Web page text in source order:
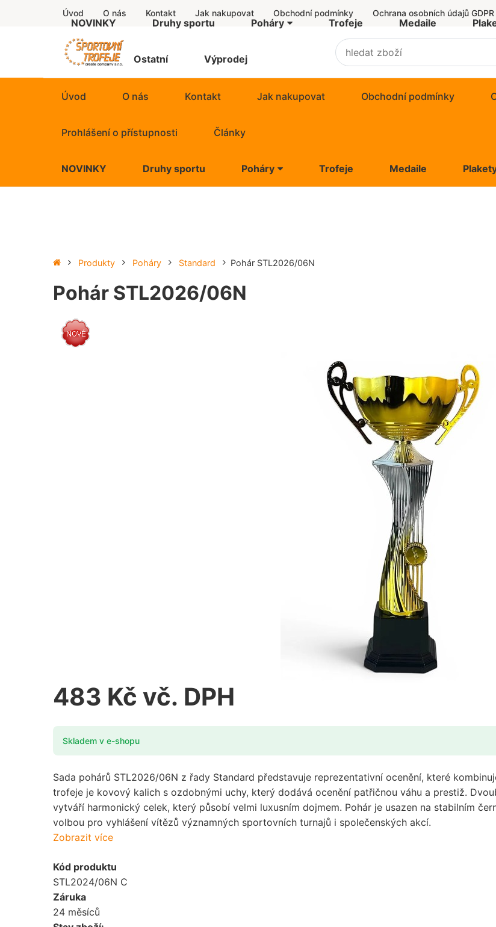
Úvod O nás Kontakt Jak nakupovat Obchodní podmínky Ochrana osobních údajů GDPR
NOVINKY Druhy sportu Poháry
Super Economy
Exkluzivní trofeje
Trofeje Medaile
Štítky Ostatní Výprodej
Úvod O nás Kontakt Jak nakupovat Obchodní podmínky
Prohlášení o přístupnosti Články
NOVINKY Druhy sportu Poháry
Standard
Luxus
Trofeje Medaile
Produkty Poháry Standard Pohár STL2026/06N
Pohár STL2026/06N
483 Kč vč. DPH
Skladem v e-shopu
Sada pohárů STL2026/06N z řady Standard představuje reprezentativní ocenění, které
trofeje je kovový kalich s ozdobnými uchy, který dodává ocenění patřičnou váhu a prestiž.
vytváří harmonický celek, který působí velmi luxusním dojmem. Pohár je usazen na stabilním
volbou pro vyhlášení vítězů významných sportovních turnajů i společenských akcí.
Zobrazit více
Kód produktu
STL2024/06N C
Záruka
24 měsíců